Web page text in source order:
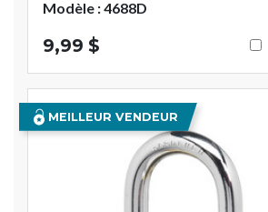
Modèle : 4688D
9,99 $
MEILLEUR VENDEUR